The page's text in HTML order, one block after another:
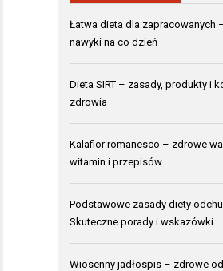
Łatwa dieta dla zapracowanych
nawyki na co dzień
Dieta SIRT – zasady, produkty i
zdrowia
Kalafior romanesco – zdrowe
witamin i przepisów
Podstawowe zasady diety
Skuteczne porady i wskazówki
Wiosenny jadłospis – zdrowe